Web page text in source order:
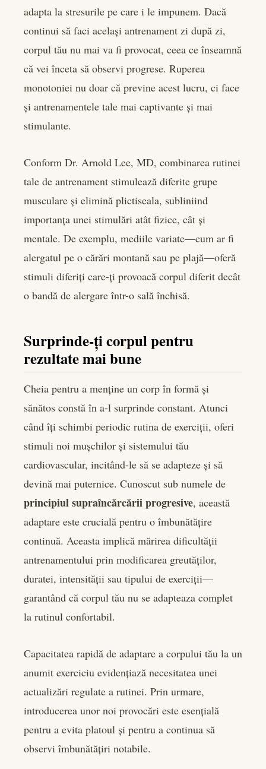
adapta la stresurile pe care i le impunem. Dacă
continui să faci același antrenament zi după zi,
corpul tău nu mai va fi provocat, ceea ce înseamnă
că vei înceta să observi progrese. Ruperea
monotoniei nu doar că previne acest lucru, ci face
și antrenamentele tale mai captivante și mai
stimulante.
Conform Dr. Arnold Lee, MD, combinarea rutinei
tale de antrenament stimulează diferite grupe
musculare și elimină plictiseala, subliniind
importanța unei stimulări atât fizice, cât și
mentale. De exemplu, mediile variate—cum ar fi
alergatul pe o cărări montană sau pe plajă—oferă
stimuli diferiți care-ți provoacă corpul diferit decât
o bandă de alergare într-o sală închisă.
Surprinde-ți corpul pentru
rezultate mai bune
Cheia pentru a menține un corp în formă și
sănătos constă în a-l surprinde constant. Atunci
când îți schimbi periodic rutina de exerciții, oferi
stimuli noi mușchilor și sistemului tău
cardiovascular, incitând-le să se adapteze și să
devină mai puternice. Cunoscut sub numele de
principiul supraîncărcării progresive, această
adaptare este crucială pentru o îmbunătățire
continuă. Aceasta implică mărirea dificultății
antrenamentului prin modificarea greutăților,
duratei, intensității sau tipului de exerciții—
garantând că corpul tău nu se adapteaza complet
la rutinul confortabil.
Capacitatea rapidă de adaptare a corpului tău la un
anumit exerciciu evidențiază necesitatea unei
actualizări regulate a rutinei. Prin urmare,
introducerea unor noi provocări este esențială
pentru a evita platoul și pentru a continua să
observi îmbunătățiri notabile.